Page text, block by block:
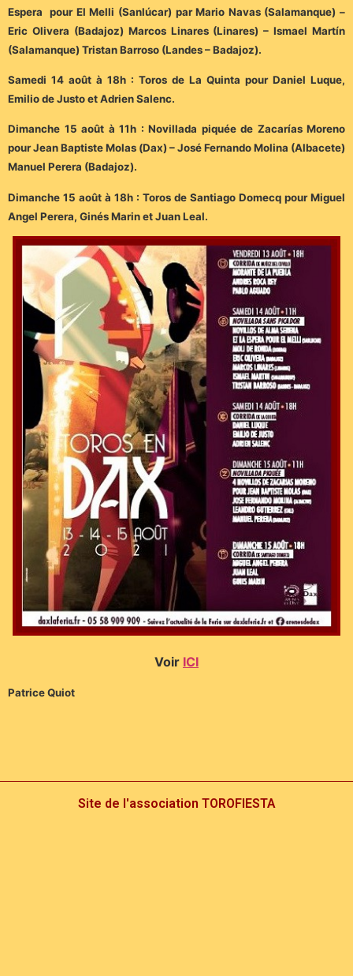
Espera pour El Melli (Sanlúcar) par Mario Navas (Salamanque) –
Eric Olivera (Badajoz) Marcos Linares (Linares) – Ismael Martín
(Salamanque) Tristan Barroso (Landes – Badajoz).
Samedi 14 août à 18h : Toros de La Quinta pour Daniel Luque,
Emilio de Justo et Adrien Salenc.
Dimanche 15 août à 11h : Novillada piquée de Zacarías Moreno
pour Jean Baptiste Molas (Dax) – José Fernando Molina (Albacete)
Manuel Perera (Badajoz).
Dimanche 15 août à 18h : Toros de Santiago Domecq pour Miguel
Angel Perera, Ginés Marin et Juan Leal.
Voir ICI
Patrice Quiot
Site de l'association TOROFIESTA